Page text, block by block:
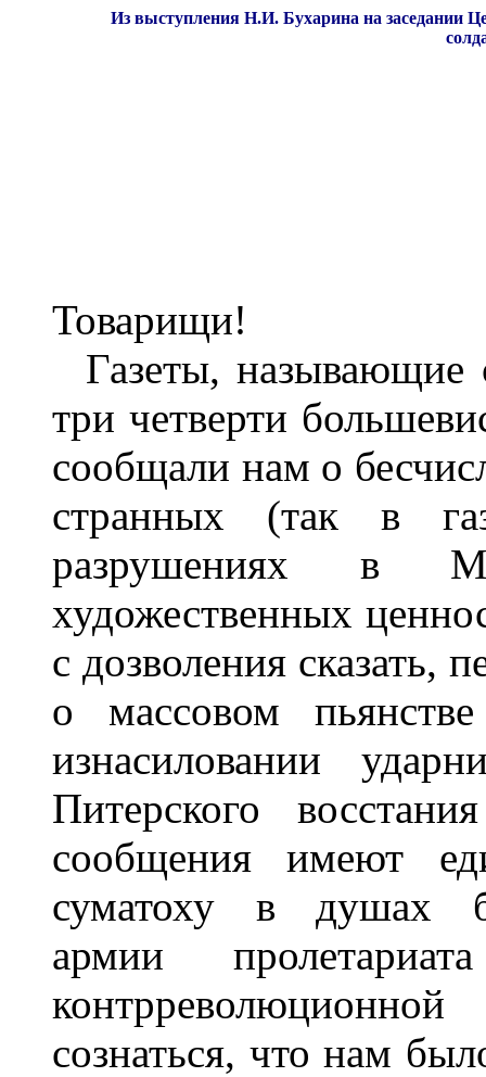
Из выступления Н.И. Бухарина на заседании
Товарищи!
Газеты, называющие
три четверти
сообщали нам о
странных (так в
разрушениях в
художественных
с дозволения сказать,
о массовом
изнасиловании
Питерского
сообщения имеют
суматоху в душах
армии
сознаться, что нам